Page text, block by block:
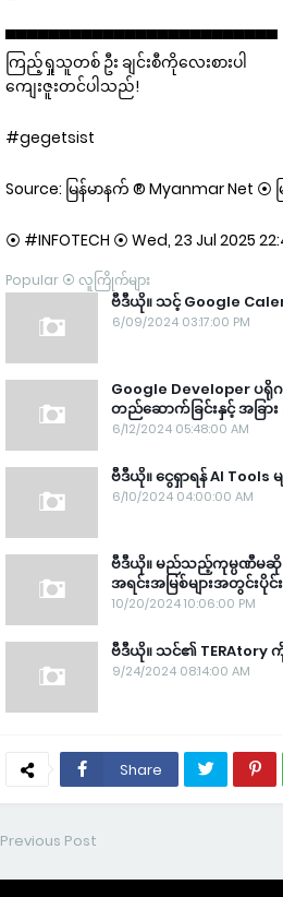
▀▀▀▀▀▀▀▀▀▀▀▀▀▀▀▀▀▀▀▀▀▀▀▀▀
ကြည့်ရှုသူတစ် ဦး ချင်းစီကိုလေးစားပါ
ကျေးဇူးတင်ပါသည်!
#gegetsist
Source: မြန်မာနက် ® Myanmar Net
⦿ #INFOTECH ⦿ Wed, 23 Jul 2025
Popular ⦿ လူကြိုက်များ
ဗီဒီယို။ သင့် Google
6/09/2024 03:17:00 PM
Google Developer ပရို
တည်ဆောက်ခြင်းနှင့် အခြား
6/12/2024 05:48:00 AM
ဗီဒီယို။ ငွေရှာရန် AI Tools မ
6/10/2024 04:00:00 AM
ဗီဒီယို။ မည်သည့်ကုမ္ပဏီမဆို
အရင်းအမြစ်များအတွင်းပိုင်
10/20/2024 10:06:00 PM
ဗီဒီယို။ သင်၏ TERAtory
9/24/2024 08:14:00 AM
Share
Previous Post